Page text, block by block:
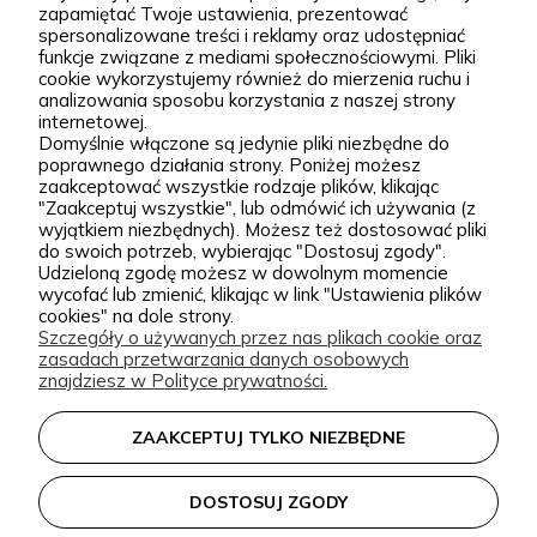
większe kompozycje krajobrazowe. Za Zieloną Parą
stoją Wiktor i Klaudia, którzy z dużą starannością
dobierają każdą odmianę dostępną w naszej
ofercie. W sprzedaży znajdziesz zarówno
sprawdzone, klasyczne gatunki, jak i ciekawsze,
bardziej unikatowe krzewy ozdobne, drzewa, byliny
oraz sadzonki do ogrodu. Każda roślina jest przez
nas pielęgnowana, nawożona, przycinana i
przygotowywana tak, aby mogła trafić do Twojego
ogrodu w jak najlepszej kondycji. W Zielonej Parze
stawiamy przede wszystkim na jakość sadzonek.
Wiemy, że dobrze ukorzeniona, zdrowa roślina to
podstawa udanego ogrodu, dlatego nie traktujemy
sprzedaży roślin jak zwykłej wysyłki produktu.
Nasze sadzonki są starannie prowadzone i
zabezpieczane przed transportem, dzięki czemu
Podgórna 9, 97-565 Brudzice
+48 793 037 145
kontakt@zielonapara.pl
Kategorie
Informacje
zielonapara.pl © 2026
Made with
by
zapamiętać Twoje ustawienia, prezentować
spersonalizowane treści i reklamy oraz udostępniać
funkcje związane z mediami społecznościowymi. Pliki
cookie wykorzystujemy również do mierzenia ruchu i
analizowania sposobu korzystania z naszej strony
internetowej.
Domyślnie włączone są jedynie pliki niezbędne do
poprawnego działania strony. Poniżej możesz
zaakceptować wszystkie rodzaje plików, klikając
"Zaakceptuj wszystkie", lub odmówić ich używania (z
wyjątkiem niezbędnych). Możesz też dostosować pliki
do swoich potrzeb, wybierając "Dostosuj zgody".
Udzieloną zgodę możesz w dowolnym momencie
wycofać lub zmienić, klikając w link "Ustawienia plików
cookies" na dole strony.
Szczegóły o używanych przez nas plikach cookie oraz
zasadach przetwarzania danych osobowych
znajdziesz w Polityce prywatności.
ZAAKCEPTUJ TYLKO NIEZBĘDNE
DOSTOSUJ ZGODY